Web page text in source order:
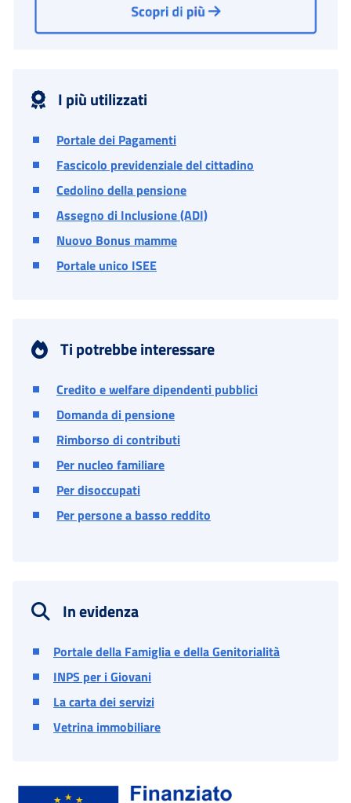
I più utilizzati
Portale dei Pagamenti
Fascicolo previdenziale del cittadino
Cedolino della pensione
Assegno di Inclusione (ADI)
Nuovo Bonus mamme
Portale unico ISEE
Ti potrebbe interessare
Credito e welfare dipendenti pubblici
Domanda di pensione
Rimborso di contributi
Per nucleo familiare
Per disoccupati
Per persone a basso reddito
In evidenza
Portale della Famiglia e della Genitorialità
INPS per i Giovani
La carta dei servizi
Vetrina immobiliare